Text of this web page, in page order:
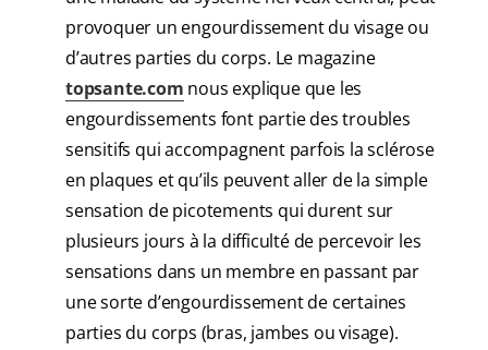
provoquer un engourdissement du visage ou
d’autres parties du corps. Le magazine
topsante.com nous explique que les
engourdissements font partie des troubles
sensitifs qui accompagnent parfois la sclérose
en plaques et qu’ils peuvent aller de la simple
sensation de picotements qui durent sur
plusieurs jours à la difficulté de percevoir les
sensations dans un membre en passant par
une sorte d’engourdissement de certaines
parties du corps (bras, jambes ou visage).